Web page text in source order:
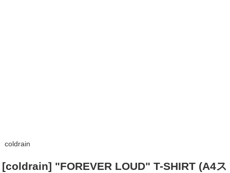
coldrain
[coldrain] "FOREVER LOUD" T-SHIRT (A4ス